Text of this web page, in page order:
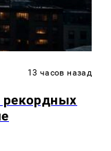
13 часов назад